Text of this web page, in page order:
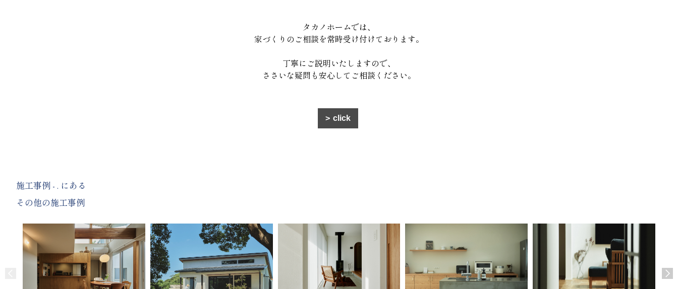
タカノホームでは、
家づくりのご相談を常時受け付けております。
丁寧にご説明いたしますので、
ささいな疑問も安心してご相談ください。
click
施工事例 - . にある
その他の施工事例